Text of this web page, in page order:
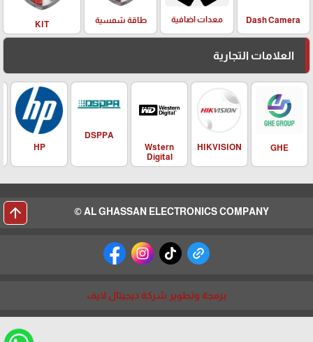
Dash Camera معدات اضافية طاقة شمسية KIT
العلامات التجارية
GHE
HIKVISION
Wstern
Digital
DSPPA
HP
AL GHASSAN ELECTRONICS COMPANY ©
arrow_upward
برمجة وتطوير شركة ديجيتال لايف